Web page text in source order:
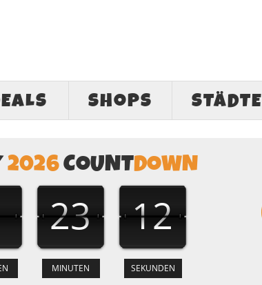
SHOPS STÄDTE
2026COUNTDOWN
23 11